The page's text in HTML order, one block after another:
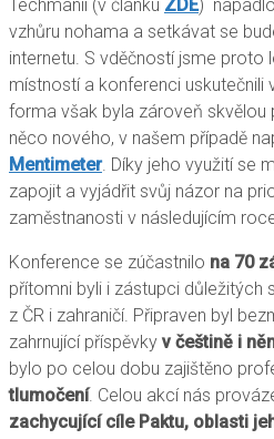
Techmanii (v článku ZDE)
vzhůru nohama a setkávat se
internetu. S vděčností jsme proto
místností a konferenci uskutečnili
forma však byla zároveň skvělou
něco nového, v našem případě
Mentimeter. Díky jeho využití se
zapojit a vyjádřit svůj názor na
zaměstnanosti v následujícím
Konference se zúčastnilo na 70
přítomni byli i zástupci důležitých
z ČR i zahraničí. Připraven byl
zahrnující příspěvky v češtině i
bylo po celou dobu zajištěno
tlumočení. Celou akcí nás
zachycující cíle Paktu, oblasti